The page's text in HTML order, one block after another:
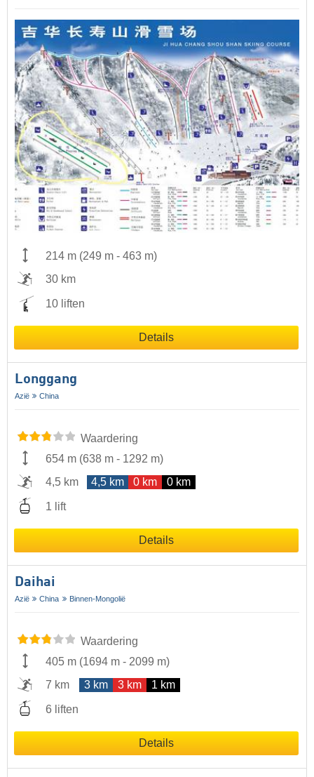
214 m (249 m - 463 m)
30 km
10 liften
Details
Longgang
Azië China
Waardering
654 m (638 m - 1292 m)
4,5 km
4,5 km 0 km 0 km
1 lift
Details
Daihai
Azië China Binnen-Mongolië
Waardering
405 m (1694 m - 2099 m)
7 km
3 km 3 km 1 km
6 liften
Details